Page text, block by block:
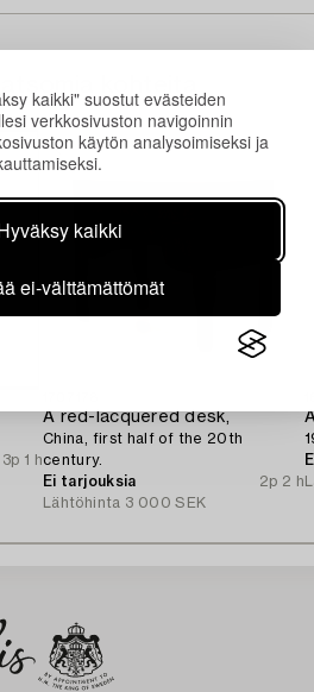
kaikki" suostut evästeiden
verkkosivuston navigoinnin
käytön analysoimiseksi ja
kaikki
ei-välttämättömät
3p 1 h
A red-lacquered desk,
China, first half of the 20th
century.
Ei tarjouksia
2p 2 h
Lähtöhinta 3 000 SEK